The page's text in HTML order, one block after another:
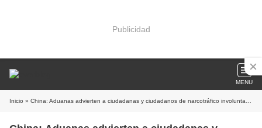
Publicidad
MENU
Inicio » China: Aduanas advierten a ciudadanas y ciudadanos de narcotráfico involuntario.